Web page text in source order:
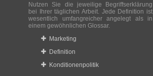
Nutzen Sie die jeweilige Begriffserklärung
bei Ihrer täglichen Arbeit. Jede Definition ist
wesentlich umfangreicher angelegt als in
einem gewöhnlichen Glossar.
Marketing
Definition
Konditionenpolitik